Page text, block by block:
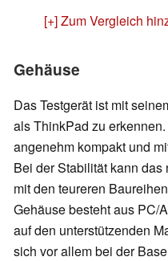
[+] Zum Vergleich
Gehäuse
Das Testgerät ist mit
als ThinkPad zu
angenehm kompakt und
Bei der Stabilität kann
mit den teureren
Gehäuse besteht aus PC/
auf den unterstützenden
sich vor allem bei der